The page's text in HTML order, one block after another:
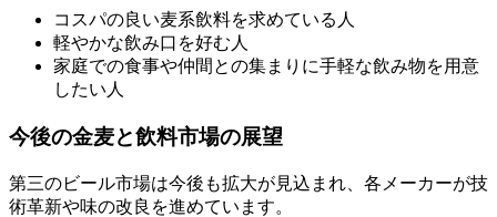
コスパの良い麦系飲料を求めている人
軽やかな飲み口を好む人
家庭での食事や仲間との集まりに手軽な飲み物を用意
したい人
今後の金麦と飲料市場の展望
第三のビール市場は今後も拡大が見込まれ、各メーカーが技
術革新や味の改良を進めています。